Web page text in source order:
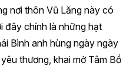
nơi thôn Vũ Lăng này có
đây chính là những hạt
Bình anh hùng ngày ngày
thương, khai mở Tâm Bồ